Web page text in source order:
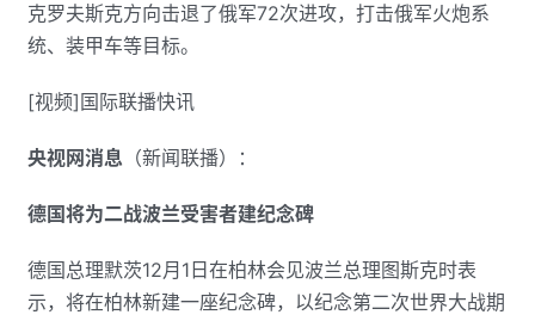
克罗夫斯克方向击退了俄军72次进攻，打击俄军火炮系
统、装甲车等目标。
[视频]国际联播快讯
央视网消息 （新闻联播）：
德国将为二战波兰受害者建纪念碑
德国总理默茨12月1日在柏林会见波兰总理图斯克时表
示，将在柏林新建一座纪念碑，以纪念第二次世界大战期